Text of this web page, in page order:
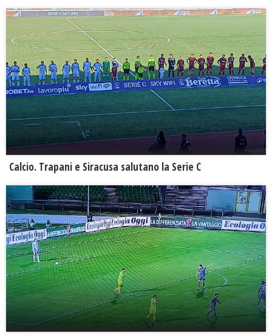
Calcio. Trapani e Siracusa salutano la Serie C